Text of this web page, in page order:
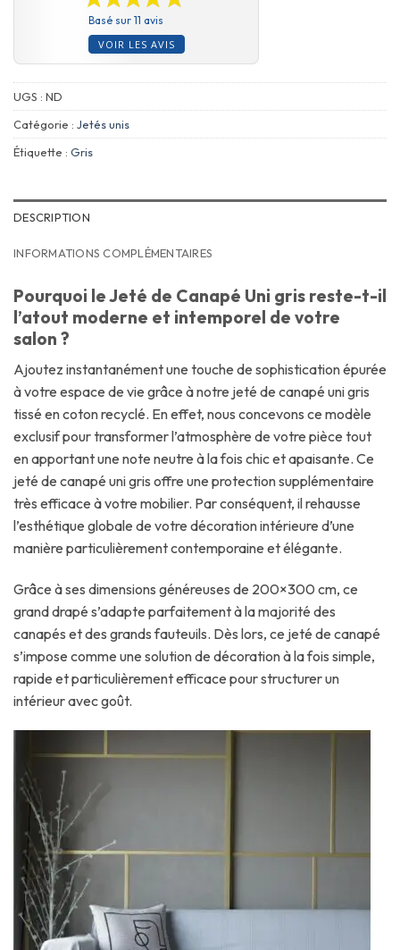
Basé sur 11 avis
VOIR LES AVIS
UGS : ND
Catégorie : Jetés unis
Étiquette : Gris
DESCRIPTION
INFORMATIONS COMPLÉMENTAIRES
Pourquoi le Jeté de Canapé Uni gris reste-t-il
l’atout moderne et intemporel de votre
salon ?
Ajoutez instantanément une touche de sophistication épurée
à votre espace de vie grâce à notre jeté de canapé uni gris
tissé en coton recyclé. En effet, nous concevons ce modèle
exclusif pour transformer l’atmosphère de votre pièce tout
en apportant une note neutre à la fois chic et apaisante. Ce
jeté de canapé uni gris offre une protection supplémentaire
très efficace à votre mobilier. Par conséquent, il rehausse
l’esthétique globale de votre décoration intérieure d’une
manière particulièrement contemporaine et élégante.
Grâce à ses dimensions généreuses de 200×300 cm, ce
grand drapé s’adapte parfaitement à la majorité des
canapés et des grands fauteuils. Dès lors, ce jeté de canapé
s’impose comme une solution de décoration à la fois simple,
rapide et particulièrement efficace pour structurer un
intérieur avec goût.